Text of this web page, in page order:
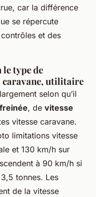
car la différence
se répercute
et des
type de
caravane, utilitaire
selon qu’il
, de vitesse
vitesse caravane.
limitations vitesse
et 130 km/h sur
à 90 km/h si
tonnes. Les
de la vitesse